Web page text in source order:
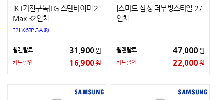
[KT가전구독]LG 스탠바이미 2
Max 32인치
32LX6BPGA(R)
월렌탈료 31,900원
카드할인 16,900원
[스마트]삼성 더무빙스타일 27
인치
월렌탈료 47,000원
카드할인 22,000원